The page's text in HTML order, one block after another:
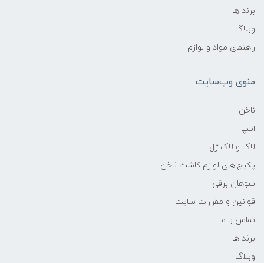
برند ها
وبلاگ
راهنمای مواد و لوازم
منوی وب‌سایت
ناخن
اسپا
لاک و لاک ژل
پکیج های لوازم کاشت ناخن
سوهان برقی
قوانین و مقررات سایت
تماس با ما
برند ها
وبلاگ